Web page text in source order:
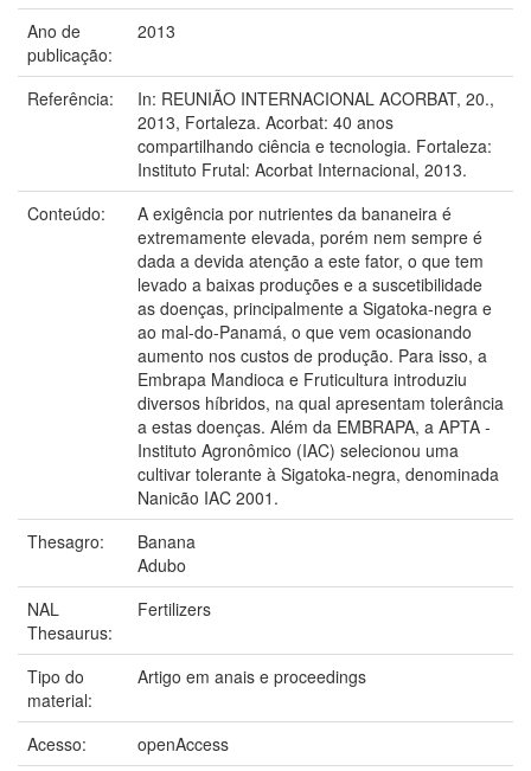
Ano de
publicação:
2013
Referência:
In: REUNIÃO INTERNACIONAL ACORBAT, 20.,
2013, Fortaleza. Acorbat: 40 anos
compartilhando ciência e tecnologia. Fortaleza:
Instituto Frutal: Acorbat Internacional, 2013.
Conteúdo:
A exigência por nutrientes da bananeira é
extremamente elevada, porém nem sempre é
dada a devida atenção a este fator, o que tem
levado a baixas produções e a suscetibilidade
as doenças, principalmente a Sigatoka-negra e
ao mal-do-Panamá, o que vem ocasionando
aumento nos custos de produção. Para isso, a
Embrapa Mandioca e Fruticultura introduziu
diversos híbridos, na qual apresentam tolerância
a estas doenças. Além da EMBRAPA, a APTA -
Instituto Agronômico (IAC) selecionou uma
cultivar tolerante à Sigatoka-negra, denominada
Nanicão IAC 2001.
Thesagro:
Banana
Adubo
NAL
Thesaurus:
Fertilizers
Tipo do
material:
Artigo em anais e proceedings
Acesso:
openAccess